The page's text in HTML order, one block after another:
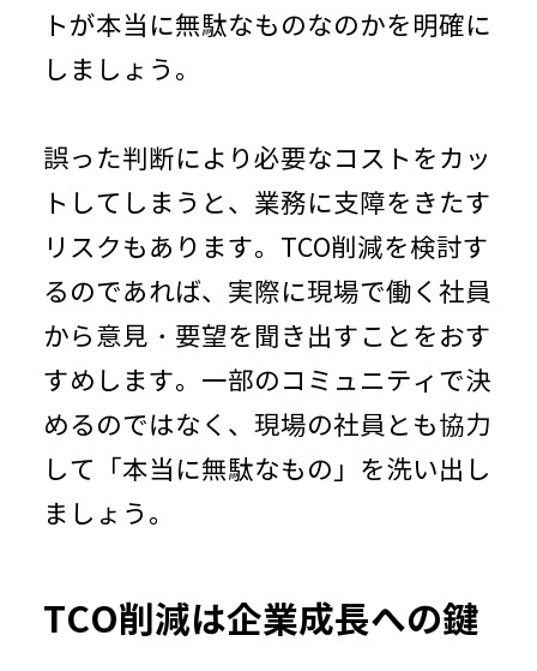
トが本当に無駄なものなのかを明確に
しましょう。
誤った判断により必要なコストをカッ
トしてしまうと、業務に支障をきたす
リスクもあります。 TCO削減を検討す
るのであれば、実際に現場で働く社員
から意見・要望を聞き出すことをおす
すめします。一部のコミュニティで決
めるのではなく、現場の社員とも協力
して「本当に無駄なもの」を洗い出し
ましょう。
TCO削減は企業成長への鍵